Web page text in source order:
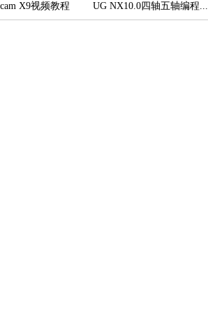
X9视频教程 UG NX10.0四轴五轴编程...